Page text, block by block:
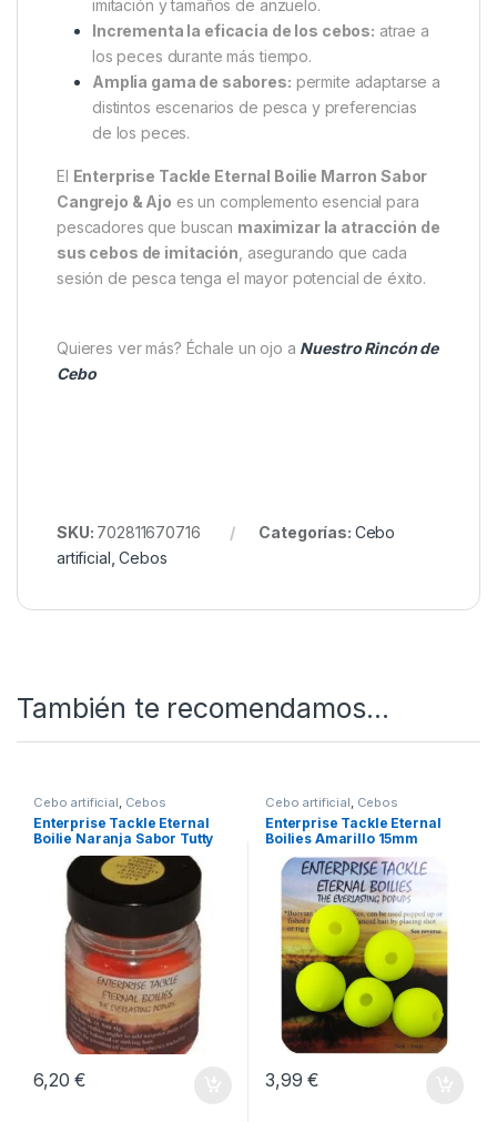
imitación y tamaños de anzuelo.
Incrementa la eficacia de los cebos: atrae a
los peces durante más tiempo.
Amplia gama de sabores: permite adaptarse a
distintos escenarios de pesca y preferencias
de los peces.
El Enterprise Tackle Eternal Boilie Marron Sabor
Cangrejo & Ajo es un complemento esencial para
pescadores que buscan maximizar la atracción de
sus cebos de imitación , asegurando que cada
sesión de pesca tenga el mayor potencial de éxito.
Quieres ver más? Échale un ojo a Nuestro Rincón de
Cebo
SKU: 702811670716 Categorías: Cebo
artificial ,Cebos
También te recomendamos…
Cebo artificial, Cebos
Enterprise Tackle Eternal
Boilie Naranja Sabor Tutty
Fruity y Peach
6,20€
Cebo artificial, Cebos
Enterprise Tackle Eternal
Boilies Amarillo 15mm
3,99€